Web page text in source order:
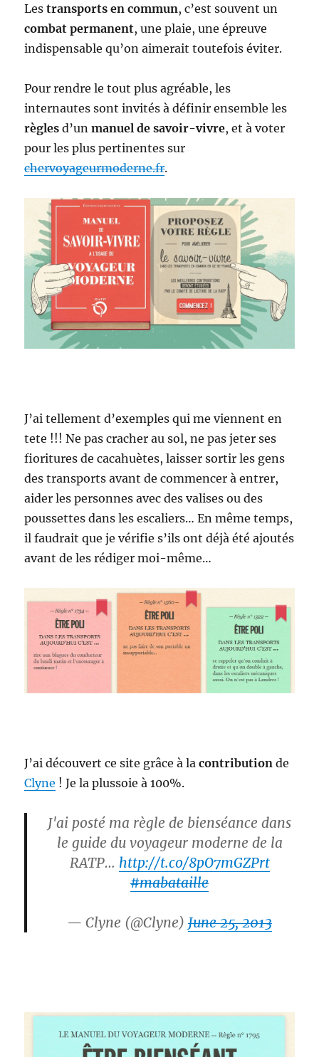
Lestransports en commun, c’est souvent un
combat permanent, une plaie, une épreuve
indispensable qu’on aimerait toutefois éviter.
Pour rendre le tout plus agréable, les
internautes sont invités à définir ensemble les
règlesd’unmanuel de savoir-vivre, et à voter
pour les plus pertinentes sur
chervoyageurmoderne.fr.
J’ai tellement d’exemples qui me viennent en
tete !!! Ne pas cracher au sol, ne pas jeter ses
fioritures de cacahuètes, laisser sortir les gens
des transports avant de commencer à entrer,
aider les personnes avec des valises ou des
poussettes dans les escaliers… En même temps,
il faudrait que je vérifie s’ils ont déjà été ajoutés
avant de les rédiger moi-même…
J’ai découvert ce site grâce à lacontributionde
Clyne ! Je la plussoie à 100%.
J'ai posté ma règle de bienséance dans
le guide du voyageur moderne de la
RATP… http://t.co/8pO7mGZPrt
#mabataille
— Clyne (@Clyne) June 25, 2013